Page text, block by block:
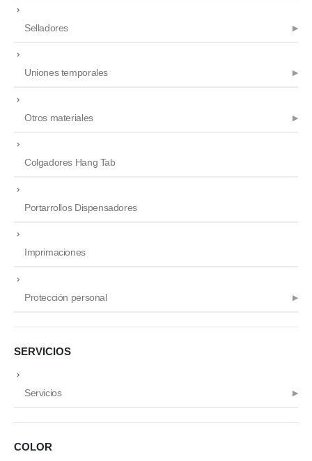
Selladores
Uniones temporales
Otros materiales
Colgadores Hang Tab
Portarrollos Dispensadores
Imprimaciones
Protección personal
SERVICIOS
Servicios
COLOR